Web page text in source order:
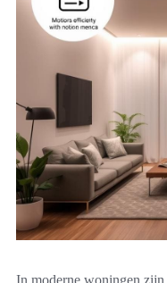
In moderne woningen zijn